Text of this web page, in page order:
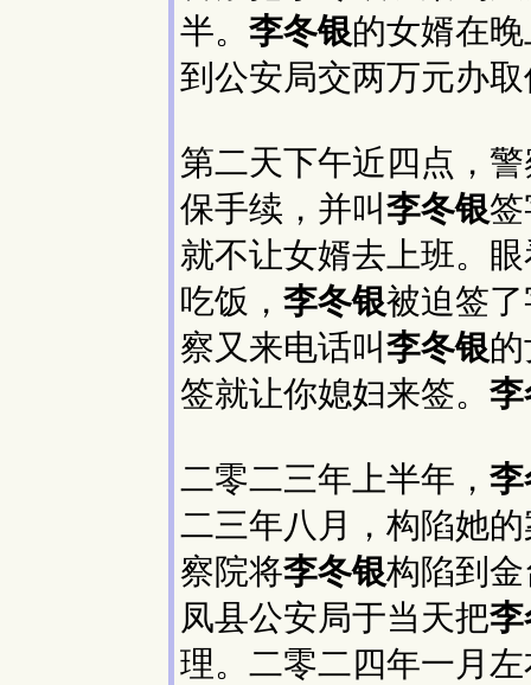
半。 李冬银的女婿在
到公安局交两万元办
第二天下午近四点，
保手续，并叫李冬银
就不让女婿去上班。
吃饭， 李冬银被迫签
察又来电话叫李冬银
签就让你媳妇来签。
二零二三年上半年，
二三年八月，构陷她
察院将李冬银构陷到
凤县公安局于当天把
理。二零二四年一月